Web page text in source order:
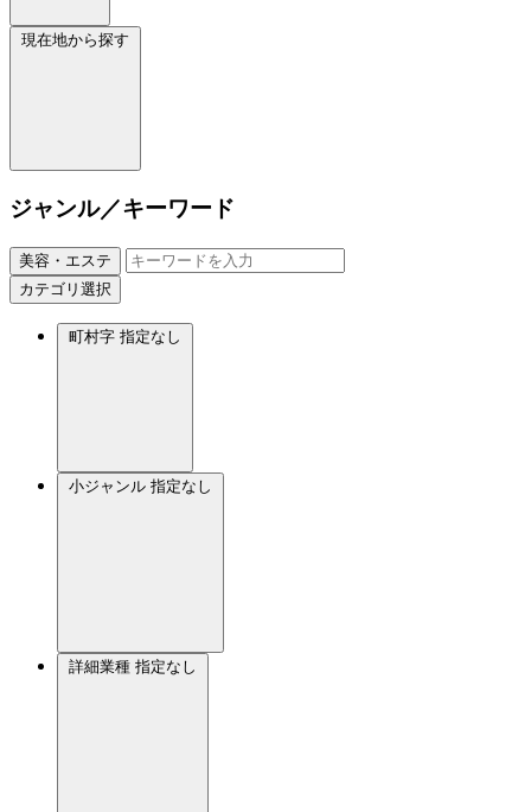
現在地から探す
ジャンル／キーワード
美容・エステ
カテゴリ選択
町村字 指定なし
小ジャンル 指定なし
詳細業種 指定なし